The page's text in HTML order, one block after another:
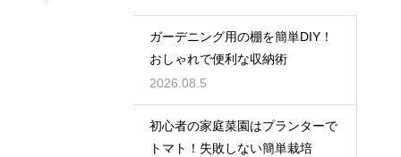
ガーデニング用の棚を簡単DIY！
おしゃれで便利な収納術
2026.08.5
初心者の家庭菜園はプランターで
トマト！失敗しない簡単栽培